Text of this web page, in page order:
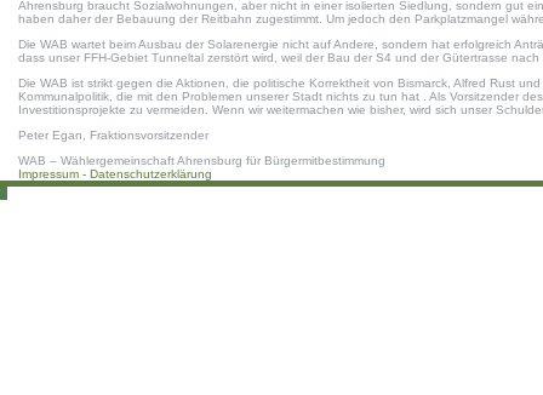
Ahrensburg braucht Sozialwohnungen, aber nicht in einer isolierten Siedlung, sondern gut
haben daher der Bebauung der Reitbahn zugestimmt. Um jedoch den Parkplatzmangel
Die WAB wartet beim Ausbau der Solarenergie nicht auf Andere, sondern hat erfolgreich
dass unser FFH-Gebiet Tunneltal zerstört wird, weil der Bau der S4 und der Gütertrasse
Die WAB ist strikt gegen die Aktionen, die politische Korrektheit von Bismarck, Alfred Rust
Kommunalpolitik, die mit den Problemen unserer Stadt nichts zu tun hat . Als Vorsitzender
Investitionsprojekte zu vermeiden. Wenn wir weitermachen wie bisher, wird sich unser
Peter Egan, Fraktionsvorsitzender
WAB – Wählergemeinschaft Ahrensburg für Bürgermitbestimmung
Impressum - Datenschutzerklärung